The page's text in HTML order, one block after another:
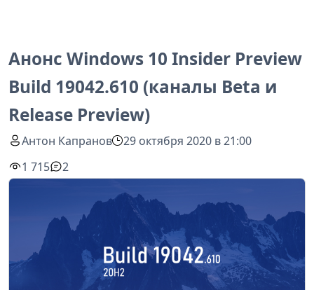
Анонс Windows 10 Insider Preview
Build 19042.610 (каналы Beta и
Release Preview)
Антон Капранов
29 октября 2020 в 21:00
1 715
2